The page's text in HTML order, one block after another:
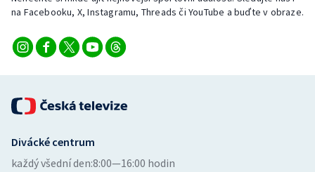
na Facebooku, X, Instagramu, Threads či YouTube a buďte v obraze.
Divácké centrum
každý všední den:8:00—16:00 hodin